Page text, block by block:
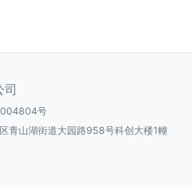
号
青山湖街道大园路958号科创大楼1幢